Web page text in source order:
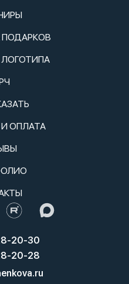
ПОДАРКОВ
ОПЛАТА
20-30
20-28